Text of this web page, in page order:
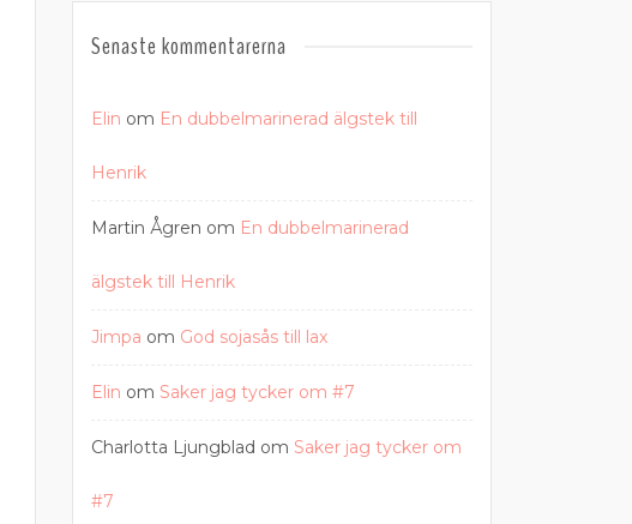
Senaste kommentarerna
Elin om En dubbelmarinerad älgstek till
Henrik
Martin Ågren om En dubbelmarinerad
älgstek till Henrik
Jimpa om God sojasås till lax
Elin om Saker jag tycker om #7
Charlotta Ljungblad om Saker jag tycker om
#7